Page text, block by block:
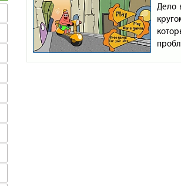
Дело